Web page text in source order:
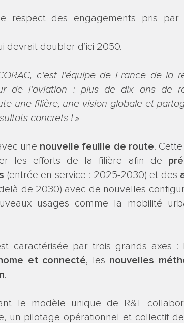
respect des engagements pris par
devrait doubler d’ici 2050.
c’est l’équipe de France de la
de l’aviation : plus de dix ans de
une filière, une vision globale et
concrets ! »
une nouvelle feuille de route.
les efforts de la filière afin de
(entrée en service : 2025-2030) et des
de 2030) avec de nouvelles
usages comme la mobilité
caractérisée par trois grands axes :
et connecté, les nouvelles
.
le modèle unique de R&T
un pilotage opérationnel et collectif